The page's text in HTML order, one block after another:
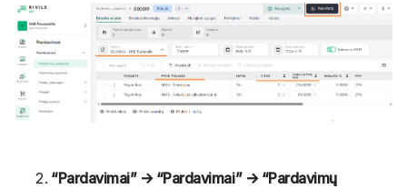
“Pardavimai” → “Pardavimai” → “Pardavimų